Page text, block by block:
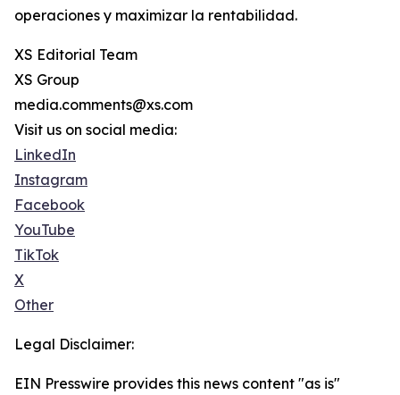
operaciones y maximizar la rentabilidad.
XS Editorial Team
XS Group
media.comments@xs.com
Visit us on social media:
LinkedIn
Instagram
Facebook
YouTube
TikTok
X
Other
Legal Disclaimer:
EIN Presswire provides this news content "as is"